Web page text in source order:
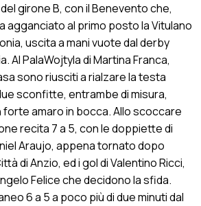
girone B, con il Benevento che,
agganciato al primo posto la Vitulano
uscita a mani vuote dal derby
Al PalaWojtyla di Martina Franca,
sono riusciti a rialzare la testa
sconfitte, entrambe di misura,
amaro in bocca. Allo scoccare
recita 7 a 5, con le doppiette di
Araujo, appena tornato dopo
di Anzio, ed i gol di Valentino Ricci,
Felice che decidono la sfida.
6 a 5 a poco più di due minuti dal